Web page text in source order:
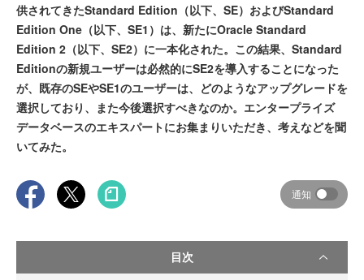
供されてきたStandard Edition（以下、SE）およびStandard
Edition One（以下、SE1）は、新たにOracle Standard
Edition 2（以下、SE2）に一本化された。この結果、Standard
Editionの新規ユーザーは必然的にSE2を導入することになった
が、既存のSEやSE1のユーザーは、どのようなアップグレードを
選択しており、また今後選択すべきなのか。エンタープライズ
データベースのエキスパートにお集まりいただき、考えなどを聞
いてみた。
通知
目次